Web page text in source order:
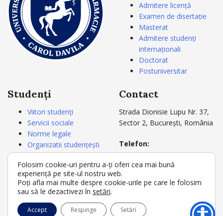
Admitere licență
Examen de disertație
Masterat
Admitere studenți
internaționali
Doctorat
Postuniversitar
Studenți
Viitori studenți
Servicii sociale
Norme legale
Organizatii studențești
Carnetul studentului
Acte studii
Secretariat
Contact
Strada Dionisie Lupu Nr. 37,
Sector 2, București, România
Telefon:
+4021 3180721
+4021 3180722
E-mail:rectorat@umfcd.ro
Folosim cookie-uri pentru a-ți oferi cea mai bună
experiență pe site-ul nostru web.
Poți afla mai multe despre cookie-urile pe care le folosim
sau să le dezactivezi în setări.
Accept Respinge Setări